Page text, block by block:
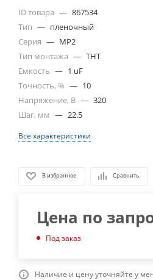
ID товара — 867534
Тип — пленочный
Серия — MP2
Тип монтажа — THT
Емкость — 1 uF
Точность, % — 10
Напряжение, В — 320
Шаг, мм — 22.5
Все характеристики
В избранное Сравнить
Цена по
Под заказ
Наличие и цену уточняйте у